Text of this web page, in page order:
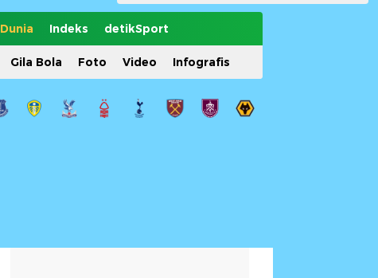
Dunia Indeks detikSport
Gila Bola Foto Video Infografis